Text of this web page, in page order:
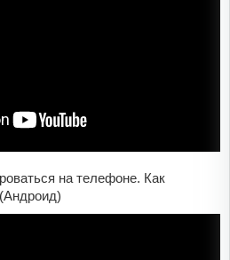
на телефоне. Как